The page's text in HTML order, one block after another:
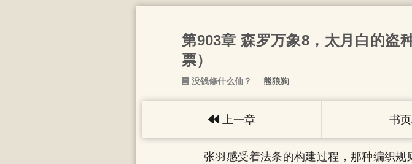
第903章 森罗万象8，太月白的盗
票）
没钱修什么仙？ 熊狼狗
上一章 书
张羽感受着法条的构建过程，那种编织